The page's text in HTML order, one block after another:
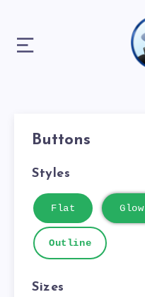
Buttons
Styles
Flat Glow
Outline
Sizes